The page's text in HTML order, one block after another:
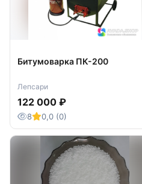
Битумоварка ПК-200
Лепсари
122 000 ₽
8 0,0 (0)